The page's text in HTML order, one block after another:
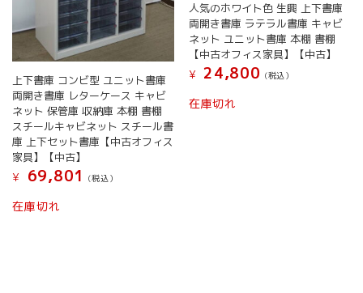
上下書庫 コンビ型 ユニット書庫
両開き書庫 レターケース キャビ
ネット 保管庫 収納庫 本棚 書棚
スチールキャビネット スチール書
庫 上下セット書庫【中古オフィス
家具】【中古】
¥
69,801 (税込）
在庫切れ
人気のホワイト色 生興 上下書庫
両開き書庫 ラテラル書庫 キャビ
ネット ユニット書庫 本棚 書棚
【中古オフィス家具】【中古】
¥ 24,800 (税込）
在庫切れ